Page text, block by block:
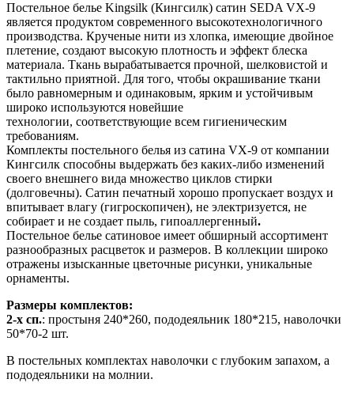
Постельное белье Kingsilk (Кингсилк) сатин SEDA VX-9
является продуктом современного высокотехнологичного
производства. Крученые нити из хлопка, имеющие двойное
плетение, создают высокую плотность и эффект блеска
материала. Ткань вырабатывается прочной, шелковистой и
тактильно приятной. Для того, чтобы окрашивание ткани
было равномерным и одинаковым, ярким и устойчивым
широко используются новейшие
технологии, соответствующие всем гигиеническим
требованиям.
Комплекты постельного белья из сатина VX-9 от компании
Кингсилк способны выдержать без каких-либо изменений
своего внешнего вида множество циклов стирки
(долговечны). Сатин печатный хорошо пропускает воздух и
впитывает влагу (гигроскопичен), не электризуется, не
собирает и не создает пыль, гипоаллергенный.
Постельное белье сатиновое имеет обширный ассортимент
разнообразных расцветок и размеров. В коллекции широко
отражены изысканные цветочные рисунки, уникальные
орнаменты.
Размеры комплектов:
2-х сп.: простыня 240*260, пододеяльник 180*215, наволочки
50*70-2 шт.
В постельных комплектах наволочки с глубоким запахом, а
пододеяльники на молнии.